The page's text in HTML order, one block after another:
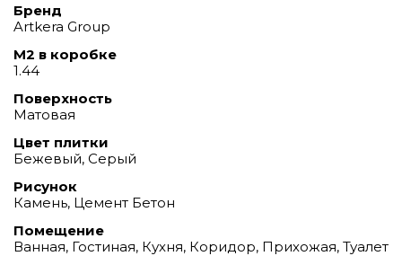
Бренд
Artkera Group
М2 в коробке
1.44
Поверхность
Матовая
Цвет плитки
Бежевый, Серый
Рисунок
Камень, Цемент Бетон
Помещение
Ванная, Гостиная, Кухня, Коридор, Прихожая, Туалет